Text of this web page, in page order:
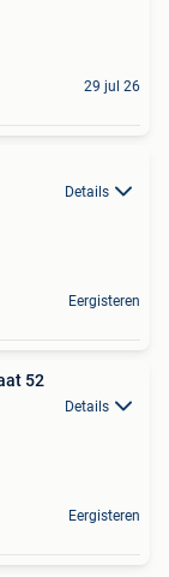
29 jul 26
Details
Eergisteren
52
Details
Eergisteren